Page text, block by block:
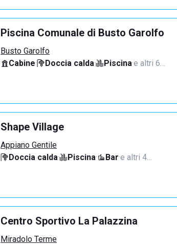
Piscina Comunale di Busto Garolfo
Busto Garolfo
Cabine· Doccia calda· Piscina·e altri 6…
Shape Village
Appiano Gentile
Doccia calda· Piscina· Bar·e altri 4…
Centro Sportivo La Palazzina
Miradolo Terme